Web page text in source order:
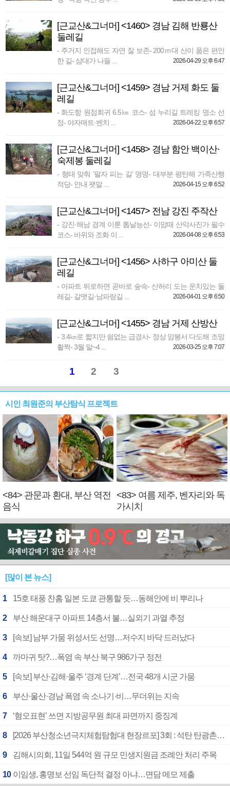
[근교산&그너머] <1460> 경남 김해 반룡산
둘레길
- 주거지 인접해도 자연 잘 보존- 200ｍ대 산이 품은 편안
한 길- 삼대가 나들 ...
2026-04-29 오후 6:47
[근교산&그너머] <1459> 경남 거제 화도 둘
레길
- 화도항 원점회귀 6.5㎞ 코스- 섬 누리길 트레킹 명소 선
정- 야자매트·벤치 ...
2026-04-22 오후 6:57
[근교산&그너머] <1458> 경남 함안 백이산·
숙제봉 둘레길
- 형태 맞춰 ‘팔자 피는 길’ 명명- 대부분 평탄해 가족산행
적당- 안내 팻말 ...
2026-04-15 오후 6:52
[근교산&그너머] <1457> 전남 강진 주작산
- 강진·해남 경계 이룬 톱날능선- 이맘때 산악사진가 필수
코스- 바위와 조화 이 ...
2026-04-08 오후 6:53
[근교산&그너머] <1456> 사하구 아미산 둘
레길
- 아파트 뒤로하면 곧바로 숲속- 산허리 도는 운치있는 둘
레길- 갈맷길·남파랑길 ...
2026-04-01 오후 6:50
[근교산&그너머] <1455> 경남 거제 산방산
- 3.4㎞로 짧지만 쉼없는 급경사- 정상 암봉서 다도해 조망
활짝- 3월 말~4 ...
2026-03-25 오후 7:07
1 2 3
시인 최원준의 부산탐식 프로젝트
<84> 관문과 환대, 부산 역전
음식
<83> 여름 제주, 벤자리와 독
가시치
[많이 본 뉴스]
1 15호 태풍 찬홈 일본 도쿄 관통할 듯…동해안에 비 뿌리나
2 부산 해운대구 아파트 14층서 불…실외기 과열 추정
3 [속보] 남부 가뭄 위성서도 선명…저수지 바닥 드러났다
4 까마귀 탓?…폭염 속 부산 북구 986가구 정전
5 [속보] 부산·김해·울주 ‘경계 단계’…전국 48개 시군 가뭄
6 부산·울산·경남 폭염 속 소나기·비…무더위는 지속
7 ‘혐오표현’ 쓰면 지방공무원 최대 파면까지 중징계
8 [2026 부산청소년극지체험탐험대 현장르포] 3회 : 석탄 탄광촌에서 북극 연구의 중심지로
9 김해시의회, 11일 544억 원 규모 민생지원금 조례안 처리 주목
10 이임생, 홍명보 선임 독단적 결정 아냐…면담 메모 제출